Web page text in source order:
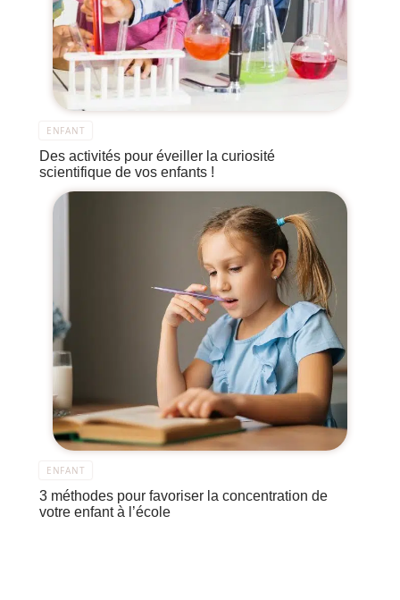
ENFANT
Des activités pour éveiller la curiosité
scientifique de vos enfants !
ENFANT
3 méthodes pour favoriser la concentration de
votre enfant à l’école